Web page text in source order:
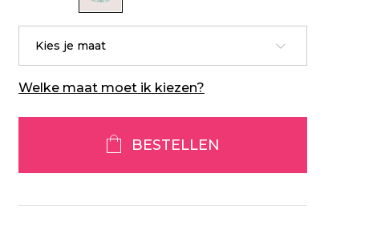
Kies je maat
Welke maat moet ik kiezen?
BESTELLEN